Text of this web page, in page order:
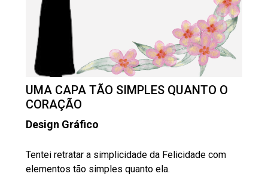
UMA CAPA TÃO SIMPLES QUANTO O
CORAÇÃO
Design Gráfico
Tentei retratar a simplicidade da Felicidade com
elementos tão simples quanto ela.